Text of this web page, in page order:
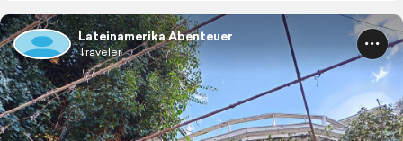
Lateinamerika Abenteuer
Traveler